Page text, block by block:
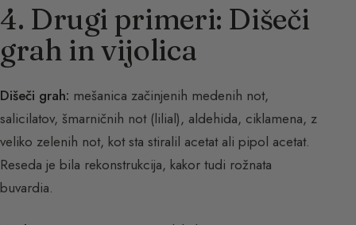
4. Drugi primeri: Dišeči
grah in vijolica
Dišeči grah: mešanica začinjenih medenih not,
salicilatov, šmarničnih not (lilial), aldehida, ciklamena, z
veliko zelenih not, kot sta stiralil acetat ali pipol acetat.
Reseda je bila rekonstrukcija, kakor tudi rožnata
buvardia.